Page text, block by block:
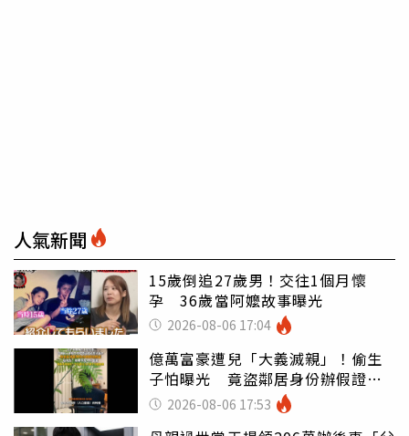
人氣新聞
15歲倒追27歲男！交往1個月懷
孕 36歲當阿嬤故事曝光
2026-08-06 17:04
億萬富豪遭兒「大義滅親」！偷生
子怕曝光 竟盜鄰居身份辦假證落
戶 2026-08-06 17:53